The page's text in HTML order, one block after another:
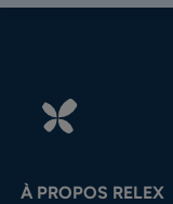
À PROPOS RELEX